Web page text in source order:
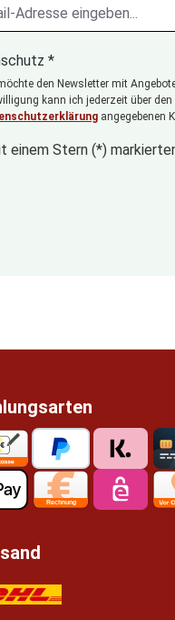
*
den Newsletter mit
kann ich jederzeit über
angegebenen
einem Stern (*)